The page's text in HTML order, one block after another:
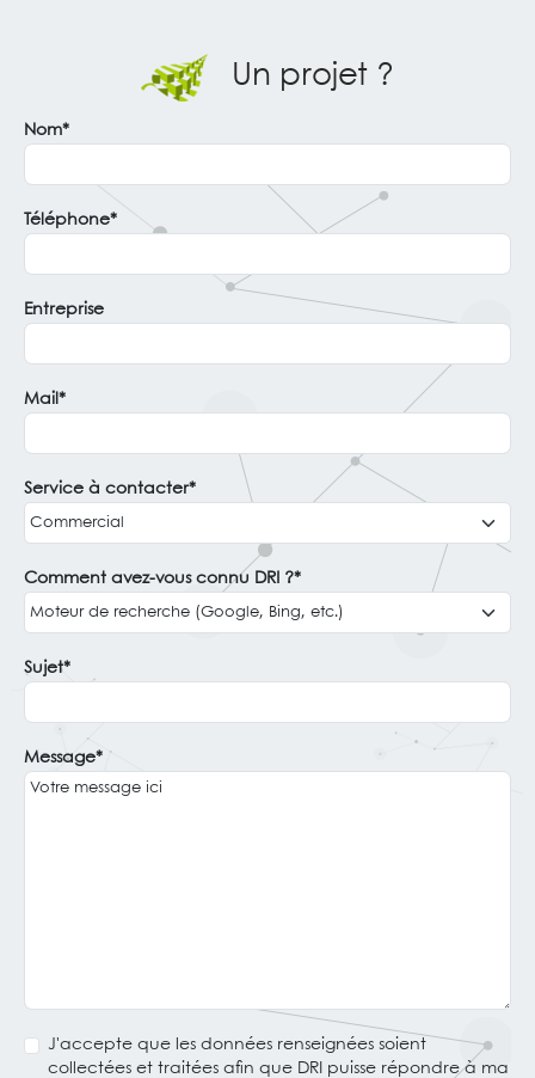
Un projet ?
Nom*
Téléphone*
Entreprise
Mail*
Service à contacter*
Comment avez-vous connu DRI ?*
Sujet*
Message*
J'accepte que les données renseignées soient
collectées et traitées afin que DRI puisse répondre à ma